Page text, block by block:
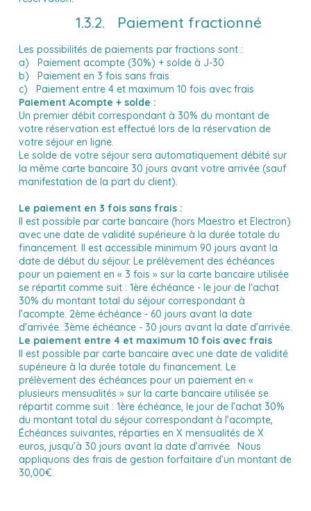
1.3.2. Paiement fractionné
Les possibilités de paiements par fractions sont :
a) Paiement acompte (30%) + solde à J-30
b) Paiement en 3 fois sans frais
c) Paiement entre 4 et maximum 10 fois avec frais
Paiement Acompte + solde :
Un premier débit correspondant à 30% du montant de
votre réservation est effectué lors de la réservation de
votre séjour en ligne.
Le solde de votre séjour sera automatiquement débité sur
la même carte bancaire 30 jours avant votre arrivée (sauf
manifestation de la part du client).
Le paiement en 3 fois sans frais :
Il est possible par carte bancaire (hors Maestro et Electron)
avec une date de validité supérieure à la durée totale du
financement. Il est accessible minimum 90 jours avant la
date de début du séjour. Le prélèvement des échéances
pour un paiement en « 3 fois » sur la carte bancaire utilisée
se répartit comme suit : 1ère échéance - le jour de l'achat
30% du montant total du séjour correspondant à
l’acompte. 2ème échéance - 60 jours avant la date
d’arrivée. 3ème échéance - 30 jours avant la date d’arrivée.
Le paiement entre 4 et maximum 10 fois avec frais
Il est possible par carte bancaire avec une date de validité
supérieure à la durée totale du financement. Le
prélèvement des échéances pour un paiement en «
plusieurs mensualités » sur la carte bancaire utilisée se
répartit comme suit : 1ère échéance, le jour de l’achat 30%
du montant total du séjour correspondant à l’acompte,
Échéances suivantes, réparties en X mensualités de X
euros, jusqu’à 30 jours avant la date d’arrivée. Nous
appliquons des frais de gestion forfaitaire d’un montant de
30,00€.